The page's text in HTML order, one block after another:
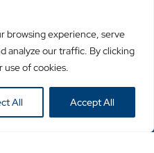
browsing experience, serve
analyze our traffic. By clicking
use of cookies.
All Accept All